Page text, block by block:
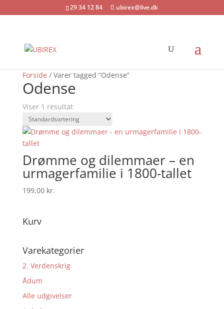
29 34 12 84 ubirex@live.dk
Forside / Varer tagged “Odense”
Odense
Viser 1 resultat
Drømme og dilemmaer – en
urmagerfamilie i 1800-tallet
199,00 kr.
Kurv
Varekategorier
2. Verdenskrig
Ådum
Alle udgivelser